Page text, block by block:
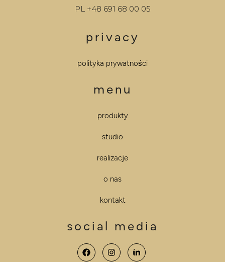
PL +48 691 68 00 05
privacy
polityka prywatności
menu
produkty
studio
realizacje
o nas
kontakt
social media